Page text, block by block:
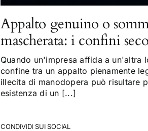
Appalto genuino o
mascherata: i confini
Quando un'impresa affida a un'altra
confine tra un appalto pienamente
illecita di manodopera può risultare
esistenza di un [...]
CONDIVIDI SUI SOCIAL